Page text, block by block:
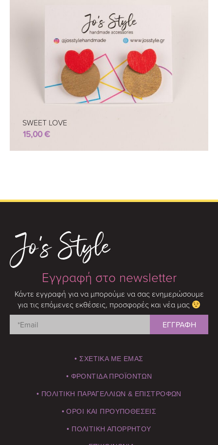
SWEET LOVE
15,00€
Εγγραφή στο newsletter
Κάντε εγγραφή για να μπορούμε να σας ενημερώσουμε
για τις επόμενες εκθέσεις, προσφορές και νέα μας
• ΣΧΕΤΙΚΑ ΜΕ ΕΜΑΣ
• ΦΡΟΝΤΙΔΑ ΠΡΟΪΟΝΤΩΝ
• ΠΟΛΙΤΙΚΗ ΠΑΡΑΓΕΛΛΙΩΝ & ΕΠΙΣΤΡΟΦΩΝ
• ΟΡΟΙ ΚΑΙ ΠΡΟΥΠΟΘΕΣΕΙΣ
• ΠΟΛΙΤΙΚΗ ΑΠΟΡΡΗΤΟΥ